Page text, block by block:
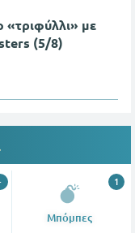
«τριφύλλι» με
(5/8)
Μπόμπες
1